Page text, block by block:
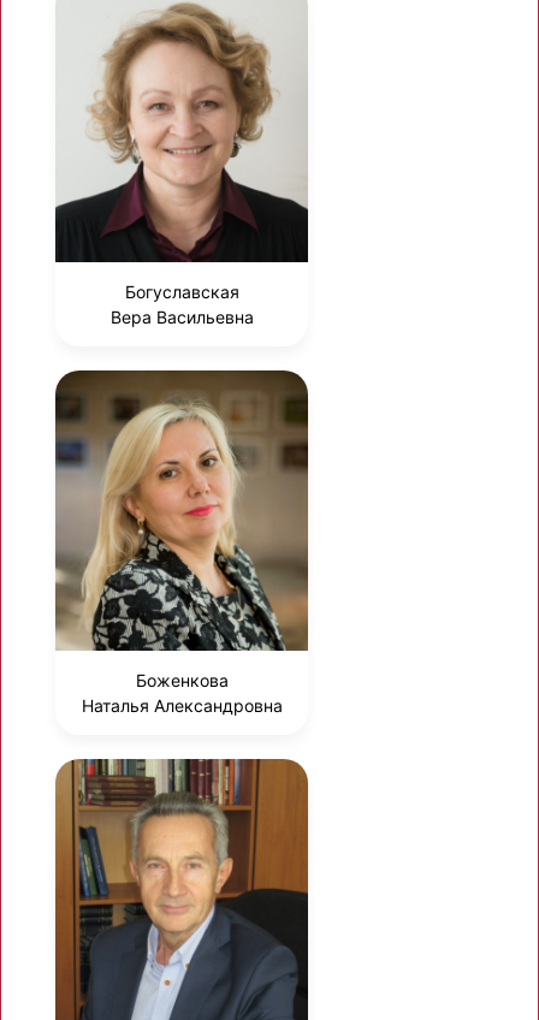
Богуславская
Вера Васильевна
Боженкова
Наталья Александровна